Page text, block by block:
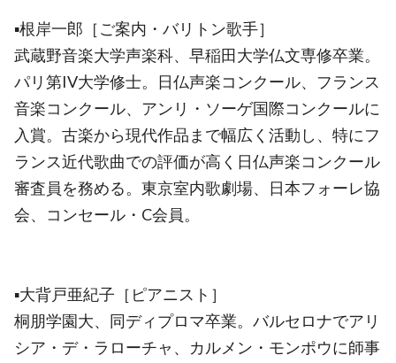
▪️根岸一郎［ご案内・バリトン歌手］
武蔵野音楽大学声楽科、早稲田大学仏文専修卒業。
パリ第IV大学修士。日仏声楽コンクール、フランス
音楽コンクール、アンリ・ソーゲ国際コンクールに
入賞。古楽から現代作品まで幅広く活動し、特にフ
ランス近代歌曲での評価が高く日仏声楽コンクール
審査員を務める。東京室内歌劇場、日本フォーレ協
会、コンセール・C会員。
▪️大背戸亜紀子［ピアニスト］
桐朋学園大、同ディプロマ卒業。バルセロナでアリ
シア・デ・ラローチャ、カルメン・モンポウに師事